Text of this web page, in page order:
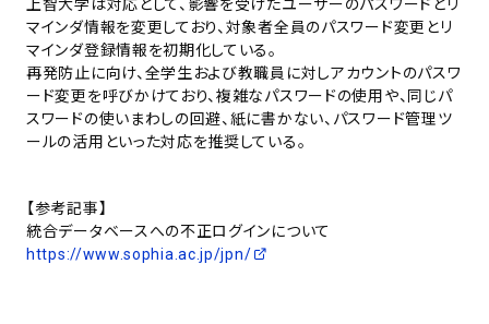
上智大学は対応として、影響を受けたユーザーのパスワードとリ
マインダ情報を変更しており、対象者全員のパスワード変更とリ
マインダ登録情報を初期化している。
再発防止に向け、全学生および教職員に対しアカウントのパスワ
ード変更を呼びかけており、複雑なパスワードの使用や、同じパ
スワードの使いまわしの回避、紙に書かない、パスワード管理ツ
ールの活用といった対応を推奨している。
【参考記事】
統合データベースへの不正ログインについて
https://www.sophia.ac.jp/jpn/